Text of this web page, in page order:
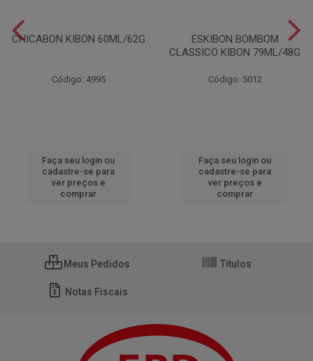
CHICABON KIBON 60ML/62G
Código: 4995
Faça seu login ou
cadastre-se para
ver preços e
comprar
ESKIBON BOMBOM
CLASSICO KIBON 79ML/48G
Código: 5012
Faça seu login ou
cadastre-se para
ver preços e
comprar
Meus Pedidos Títulos
Notas Fiscais